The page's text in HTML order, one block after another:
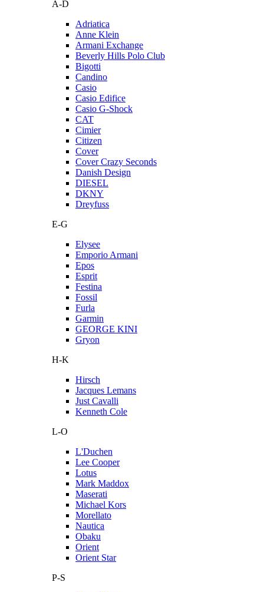
A-D
Adriatica
Anne Klein
Armani Exchange
Beverly Hills Polo Club
Bigotti
Candino
Casio
Casio Edifice
Casio G-Shock
CAT
Cimier
Citizen
Cover
Cover Crazy Seconds
Danish Design
DIESEL
DKNY
Dreyfuss
E-G
Elysee
Emporio Armani
Epos
Esprit
Festina
Fossil
Furla
Garmin
GEORGE KINI
Gryon
H-K
Hirsch
Jacques Lemans
Just Cavalli
Kenneth Cole
L-O
L'Duchen
Lee Cooper
Lotus
Mark Maddox
Maserati
Michael Kors
Morellato
Nautica
Obaku
Orient
Orient Star
P-S